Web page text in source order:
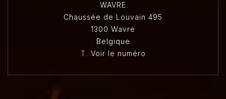
WAVRE
Chaussée de Louvain 495
1300 Wavre
Belgique
T. Voir le numéro